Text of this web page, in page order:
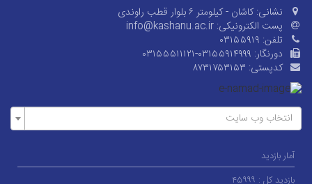
نشانی: کاشان - کیلومتر ۶ بلوار قطب راوندی
پست الکترونیکی: info@kashanu.ac.ir
تلفن: ۰۳۱۵۵۹۱۹
دورنگار: ۰۳۱۵۵۵۱۱۱۲۱-۰۳۱۵۵۹۱۴۹۹۹
کدپستی: ۸۷۳۱۷۵۳۱۵۳
انتخاب وب سایت
آمار بازدید
بازدید کل : ۴۵۹۹۹